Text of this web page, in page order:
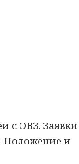
с ОВЗ. Заявки
Положение и